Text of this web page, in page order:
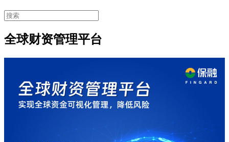
全球财资管理平台